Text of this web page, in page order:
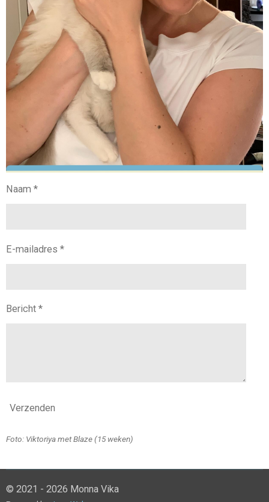
Naam *
E-mailadres *
Bericht *
Verzenden
Foto: Viktoriya met Blaze (15 weken)
© 2021 - 2026 Monna Vika